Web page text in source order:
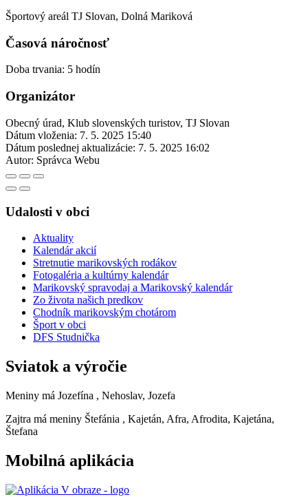
Športový areál TJ Slovan, Dolná Mariková
Časová náročnosť
Doba trvania: 5 hodín
Organizátor
Obecný úrad, Klub slovenských turistov, TJ Slovan
Dátum vloženia: 7. 5. 2025 15:40
Dátum poslednej aktualizácie: 7. 5. 2025 16:02
Autor: Správca Webu
Udalosti v obci
Aktuality
Kalendár akcií
Stretnutie marikovských rodákov
Fotogaléria a kultúrny kalendár
Marikovský spravodaj a Marikovský kalendár
Zo života našich predkov
Chodník marikovským chotárom
Šport v obci
DFS Studnička
Sviatok a výročie
Meniny má Jozefína , Nehoslav, Jozefa
Zajtra má meniny Štefánia , Kajetán, Afra, Afrodita, Kajetána,
Štefana
Mobilná aplikácia